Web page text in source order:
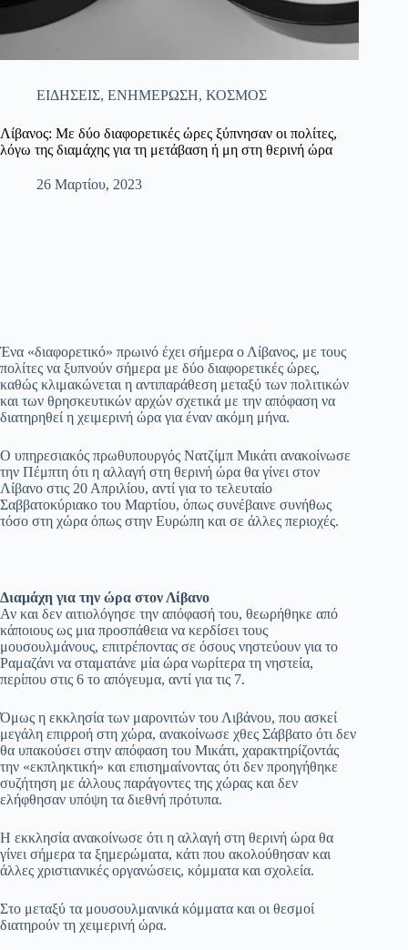
ΕΙΔΗΣΕΙΣ, ΕΝΗΜΕΡΩΣΗ, ΚΟΣΜΟΣ
Λίβανος: Με δύο διαφορετικές ώρες ξύπνησαν οι πολίτες,
λόγω της διαμάχης για τη μετάβαση ή μη στη θερινή ώρα
26 Μαρτίου, 2023
Ένα «διαφορετικό» πρωινό έχει σήμερα ο Λίβανος, με τους
πολίτες να ξυπνούν σήμερα με δύο διαφορετικές ώρες,
καθώς κλιμακώνεται η αντιπαράθεση μεταξύ των πολιτικών
και των θρησκευτικών αρχών σχετικά με την απόφαση να
διατηρηθεί η χειμερινή ώρα για έναν ακόμη μήνα.
Ο υπηρεσιακός πρωθυπουργός Νατζίμπ Μικάτι ανακοίνωσε
την Πέμπτη ότι η αλλαγή στη θερινή ώρα θα γίνει στον
Λίβανο στις 20 Απριλίου, αντί για το τελευταίο
Σαββατοκύριακο του Μαρτίου, όπως συνέβαινε συνήθως
τόσο στη χώρα όπως στην Ευρώπη και σε άλλες περιοχές.
Διαμάχη για την ώρα στον Λίβανο
Αν και δεν αιτιολόγησε την απόφασή του, θεωρήθηκε από
κάποιους ως μια προσπάθεια να κερδίσει τους
μουσουλμάνους, επιτρέποντας σε όσους νηστεύουν για το
Ραμαζάνι να σταματάνε μία ώρα νωρίτερα τη νηστεία,
περίπου στις 6 το απόγευμα, αντί για τις 7.
Όμως η εκκλησία των μαρονιτών του Λιβάνου, που ασκεί
μεγάλη επιρροή στη χώρα, ανακοίνωσε χθες Σάββατο ότι δεν
θα υπακούσει στην απόφαση του Μικάτι, χαρακτηρίζοντάς
την «εκπληκτική» και επισημαίνοντας ότι δεν προηγήθηκε
συζήτηση με άλλους παράγοντες της χώρας και δεν
ελήφθησαν υπόψη τα διεθνή πρότυπα.
Η εκκλησία ανακοίνωσε ότι η αλλαγή στη θερινή ώρα θα
γίνει σήμερα τα ξημερώματα, κάτι που ακολούθησαν και
άλλες χριστιανικές οργανώσεις, κόμματα και σχολεία.
Στο μεταξύ τα μουσουλμανικά κόμματα και οι θεσμοί
διατηρούν τη χειμερινή ώρα.